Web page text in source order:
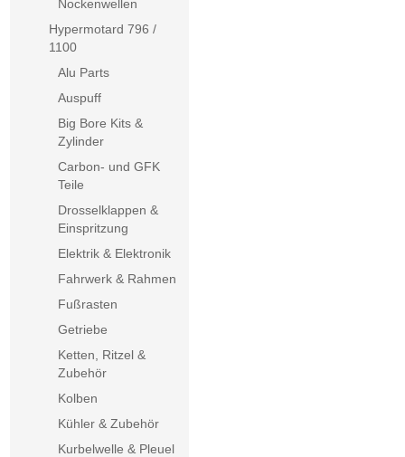
Nockenwellen
Hypermotard 796 /
1100
Alu Parts
Auspuff
Big Bore Kits &
Zylinder
Carbon- und GFK
Teile
Drosselklappen &
Einspritzung
Elektrik & Elektronik
Fahrwerk & Rahmen
Fußrasten
Getriebe
Ketten, Ritzel &
Zubehör
Kolben
Kühler & Zubehör
Kurbelwelle & Pleuel